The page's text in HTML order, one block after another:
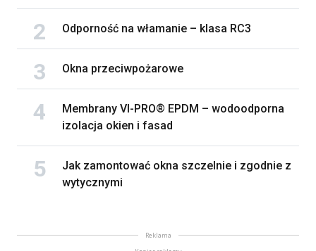
Odporność na włamanie – klasa RC3
Okna przeciwpożarowe
Membrany VI-PRO® EPDM – wodoodporna
izolacja okien i fasad
Jak zamontować okna szczelnie i zgodnie z
wytycznymi
Reklama